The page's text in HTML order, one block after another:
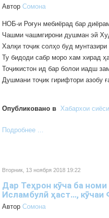
Автор Cомона
НОБ-и Роғун мебиёрад бар
Чашми чашмгирони душман эй
Халқи тоҷик солҳо буд мунтазири
Ту бидоди сабр моро хам хирад
Тоҷикистон ид бар болои иадш
Душмани тоҷик гирифтори азобу
Опубликовано в Хабархои сиёси
Подробнее ...
Вторник, 13 ноября 2018 19:22
Дар Теҳрон кӯча ба
Исламбулӣ ҳаст…, кӯчаи
Автор Cомона